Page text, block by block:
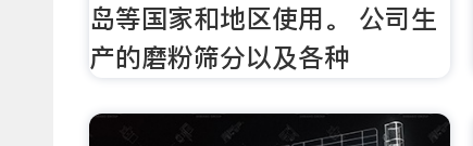
岛等国家和地区使用。 公司生
产的磨粉筛分以及各种